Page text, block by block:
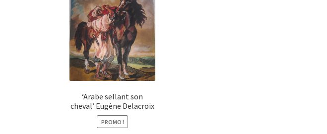
‘Arabe sellant son
cheval’ Eugène Delacroix
PROMO !